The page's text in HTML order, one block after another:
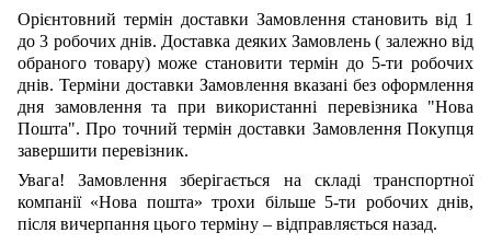
Орієнтовний термін доставки Замовлення становить від 1
до 3 робочих днів. Доставка деяких Замовлень( залежно від
обраного товару) може становити термін до 5-ти робочих
днів. Терміни доставки Замовлення вказані без оформлення
дня замовлення та при використанні перевізника "Нова
Пошта". Про точний термін доставки Замовлення Покупця
завершити перевізник.
Увага! Замовлення зберігається на складі транспортної
компанії «Нова пошта»трохи більше 5-ти робочих днів,
після вичерпання цього терміну – відправляється назад.